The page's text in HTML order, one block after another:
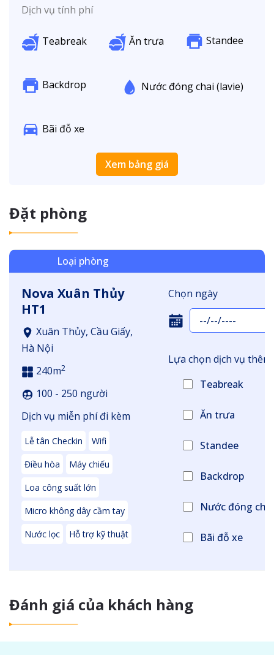
Dịch vụ tính phí
Teabreak Ăn trưa Standee
Backdrop Nước đóng chai (lavie)
Bãi đỗ xe
Xem bảng giá
Đặt phòng
Loại phòng
Nova Xuân Thủy
HT1
Xuân Thủy, Cầu Giấy,
Hà Nội
240m2
100 - 250 người
Dịch vụ miễn phí đi kèm
Lễ tân Checkin
Wifi
Điều hòa
Máy chiếu
Loa công suất lớn
Micro không dây cầm tay
Nước lọc
Hỗ trợ kỹ thuật
Chọn ngày
Lựa chọn dịch vụ thêm
Teabreak
Ăn trưa
Standee
Backdrop
Nước đóng
Bãi đỗ xe
Đánh giá của khách hàng